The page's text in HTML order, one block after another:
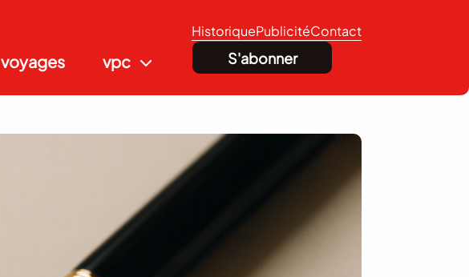
voyages vpc
HistoriquePublicitéContact
S'abonner